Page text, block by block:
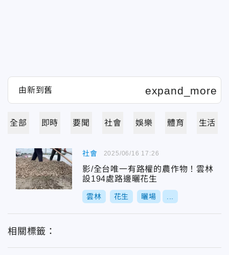
全部 即時 要聞 社會 娛樂 體育 生活
社會
影/全台唯一有路權的農作物！雲林
設194處路邊曬花生
雲林 花生 曬場
2025/06/16 17:26
相關標籤：